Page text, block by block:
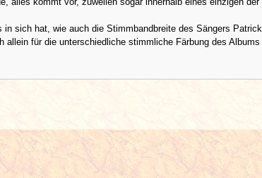
in sich hat, wie auch die Stimmbandbreite des Sängers Patrick
allein für die unterschiedliche stimmliche Färbung des Albums